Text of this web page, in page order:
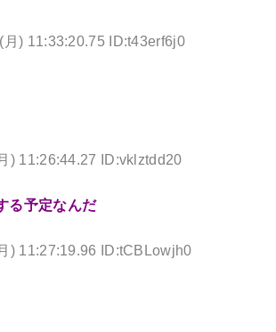
月) 11:33:20.75 ID:t43erf6j0
) 11:26:44.27 ID:vklztdd20
る予定なんだ
) 11:27:19.96 ID:tCBLowjh0